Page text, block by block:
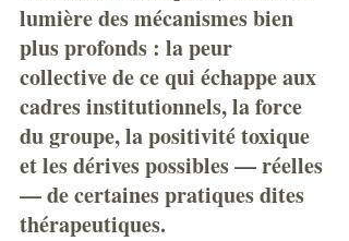
lumière des mécanismes bien
plus profonds : la peur
collective de ce qui échappe aux
cadres institutionnels, la force
du groupe, la positivité toxique
et les dérives possibles — réelles
— de certaines pratiques dites
thérapeutiques.